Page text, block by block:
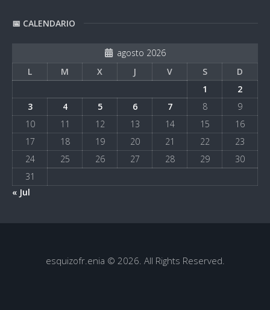
📅 CALENDARIO
agosto 2026
L
M X J V S
D
1
2
3
4 5 6 7 8
9
10
11 12 13 14 15
16
17
18 19 20 21 22
23
24
25 26 27 28 29
30
31
« Jul
esquizofr.enia © 2026. All Rights Reserved.